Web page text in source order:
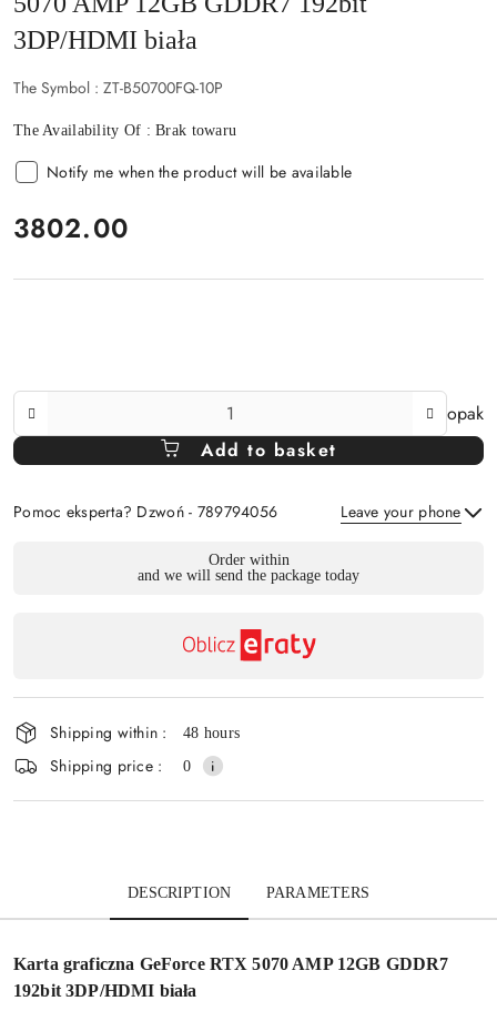
3DP/HDMI biała
The Symbol : ZT-B50700FQ-10P
The Availability Of :Brak towaru
Notify me when the product will be available
price:
3802.00
opak
Add to basket
Pomoc eksperta? Dzwoń - 789794056 Leave your phone
Order within
and we will send the package today
Shipping within : 48 hours
Shipping price : 0
DESCRIPTION PARAMETERS
Karta graficzna GeForce RTX 5070 AMP 12GB GDDR7
192bit 3DP/HDMI biała